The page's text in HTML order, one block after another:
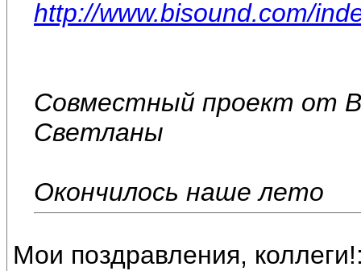
http://www.bisound.com/
Совместный проект от
Светланы
Окончилось наше лето
Мои поздравления,